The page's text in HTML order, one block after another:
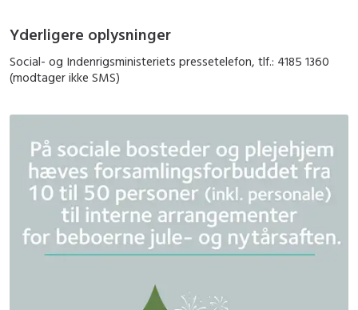
Yderligere oplysninger
Social- og Indenrigsministeriets pressetelefon, tlf.: 4185 1360
(modtager ikke SMS)